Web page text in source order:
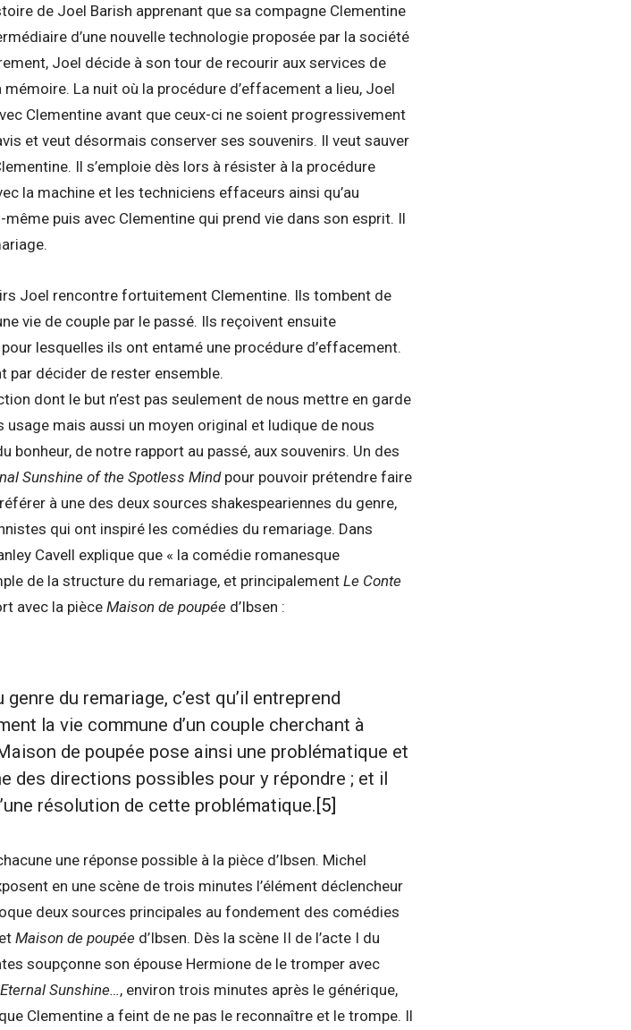
de Joel Barish apprenant que sa compagne Clementine
d’une nouvelle technologie proposée par la société
Joel décide à son tour de recourir aux services de
La nuit où la procédure d’effacement a lieu, Joel
Clementine avant que ceux-ci ne soient progressivement
et veut désormais conserver ses souvenirs. Il veut sauver
Il s’emploie dès lors à résister à la procédure
la machine et les techniciens effaceurs ainsi qu’au
puis avec Clementine qui prend vie dans son esprit. Il
Joel rencontre fortuitement Clementine. Ils tombent de
vie de couple par le passé. Ils reçoivent ensuite
lesquelles ils ont entamé une procédure d’effacement.
par décider de rester ensemble.
dont le but n’est pas seulement de nous mettre en garde
mais aussi un moyen original et ludique de nous
bonheur, de notre rapport au passé, aux souvenirs. Un des
Sunshine of the Spotless Mindpour pouvoir prétendre faire
à une des deux sources shakespeariennes du genre,
qui ont inspiré les comédies du remariage. Dans
Cavell explique que « la comédie romanesque
de la structure du remariage, et principalement Le Conte
avec la pièce Maison de poupée d’Ibsen :
du remariage, c’est qu’il entreprend
la vie commune d’un couple cherchant à
de poupée pose ainsi une problématique et
des directions possibles pour y répondre ; et il
résolution de cette problématique.[5]
une réponse possible à la pièce d’Ibsen. Michel
en une scène de trois minutes l’élément déclencheur
deux sources principales au fondement des comédies
Maison de poupée d’Ibsen. Dès la scène II de l’acte I du
soupçonne son épouse Hermione de le tromper avec
Eternal Sunshine…, environ trois minutes après le générique,
Clementine a feint de ne pas le reconnaître et le trompe. Il